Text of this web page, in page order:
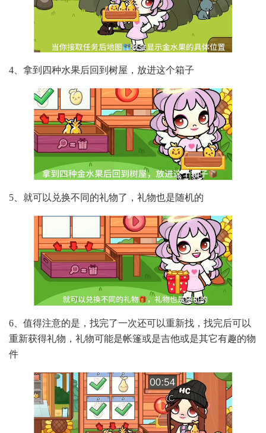
4、拿到四种水果后回到树屋，放进这个箱子
5、就可以兑换不同的礼物了，礼物也是随机的
6、值得注意的是，找完了一次还可以重新找，找完后可以
重新获得礼物，礼物可能是帐篷或是吉他或是其它有趣的物
件